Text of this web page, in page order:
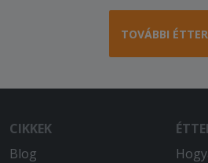
TOVÁBBI
CIKKEK
Blog